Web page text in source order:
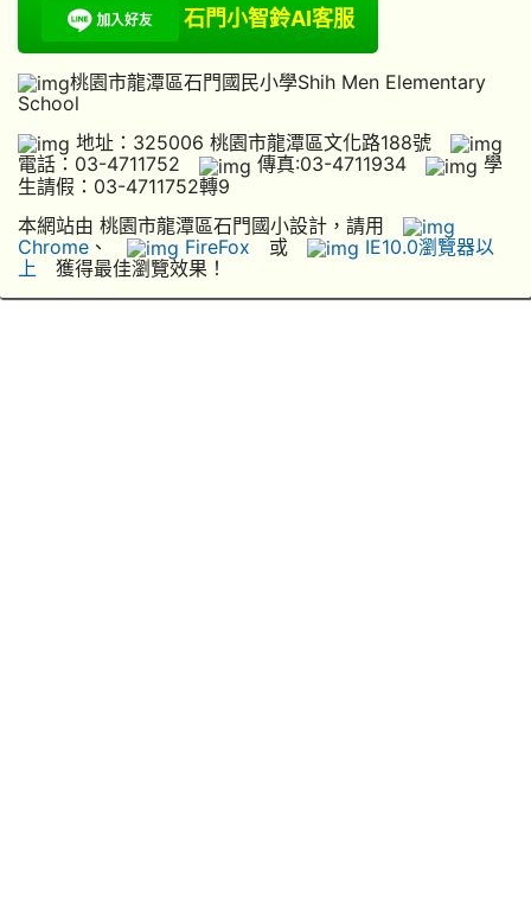
石門小智鈴AI客服
桃園市龍潭區石門國民小學Shih Men Elementary
School
地址：325006 桃園市龍潭區文化路188號
電話：03-4711752
傳真:03-4711934
學
生請假：03-4711752轉9
本網站由 桃園市龍潭區石門國小設計，請用
Chrome 、 FireFox 或
IE10.0瀏覽器以
上 獲得最佳瀏覽效果！